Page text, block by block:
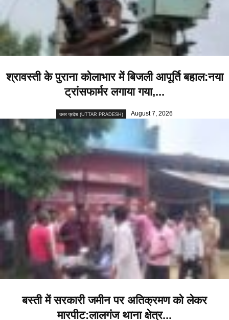
श्रावस्ती के पुराना कोलाभार में बिजली आपूर्ति बहाल:नया
ट्रांसफार्मर लगाया गया,...
उत्तर प्रदेश (UTTAR PRADESH) August 7, 2026
बस्ती में सरकारी जमीन पर अतिक्रमण को लेकर
मारपीट:लालगंज थाना क्षेत्र...